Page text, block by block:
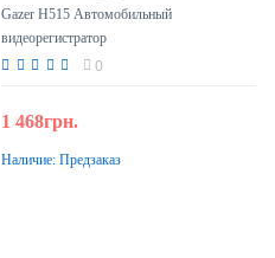
Gazer H515 Автомобильный
видеорегистратор
0
1 468грн.
Предзаказ
Наличие: Предзаказ